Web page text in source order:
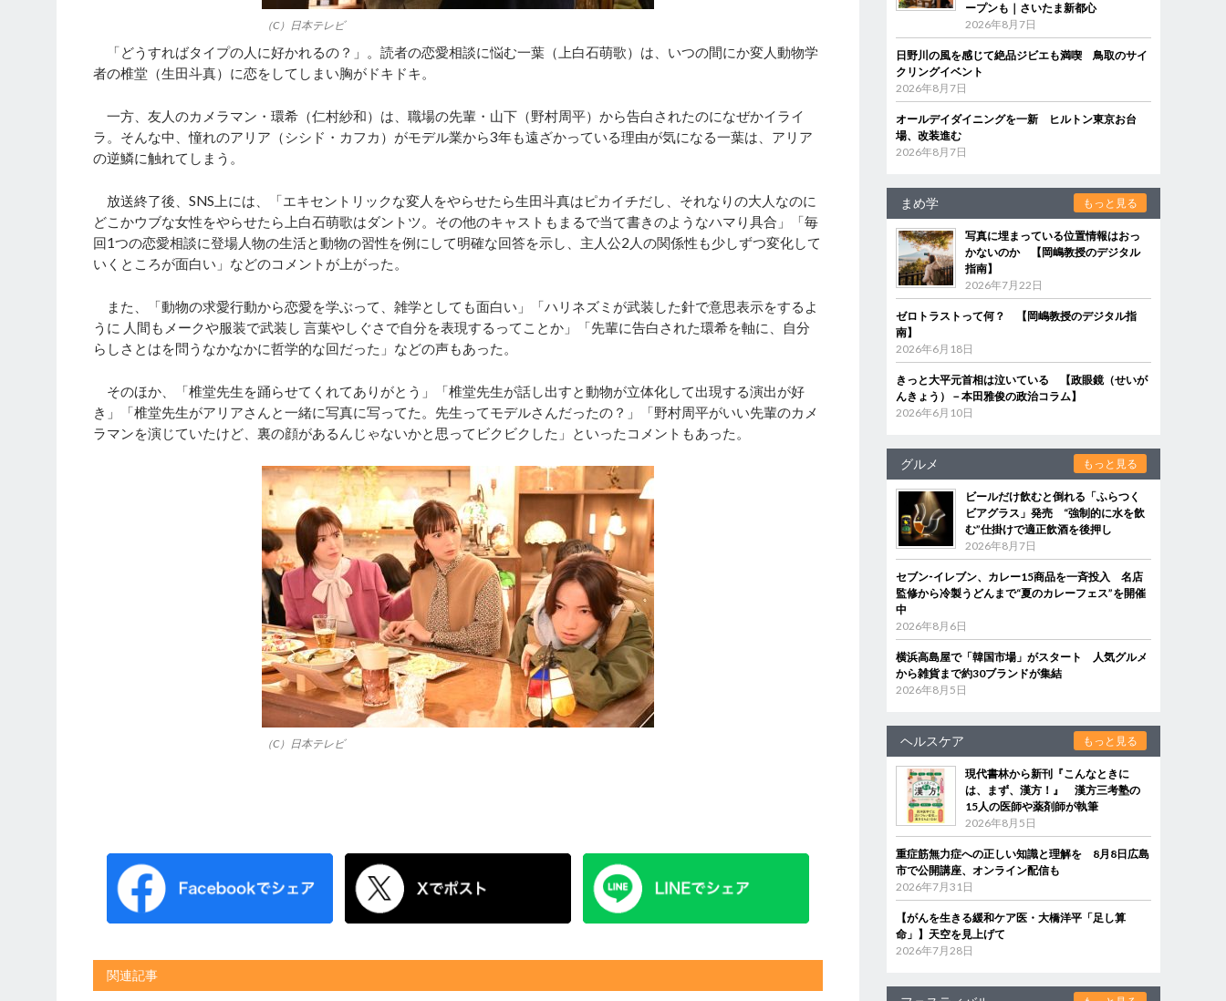
（C）日本テレビ
「どうすればタイプの人に好かれるの？」。読者の恋愛相談に悩む一葉（上白石萌歌）は、いつの間にか変人動物学
者の椎堂（生田斗真）に恋をしてしまい胸がドキドキ。
一方、友人のカメラマン・環希（仁村紗和）は、職場の先輩・山下（野村周平）から告白されたのになぜかイライ
ラ。そんな中、憧れのアリア（シシド・カフカ）がモデル業から3年も遠ざかっている理由が気になる一葉は、アリア
の逆鱗に触れてしまう。
放送終了後、SNS上には、「エキセントリックな変人をやらせたら生田斗真はピカイチだし、それなりの大人なのに
どこかウブな女性をやらせたら上白石萌歌はダントツ。その他のキャストもまるで当て書きのようなハマり具合」「毎
回1つの恋愛相談に登場人物の生活と動物の習性を例にして明確な回答を示し、主人公2人の関係性も少しずつ変化して
いくところが面白い」などのコメントが上がった。
また、「動物の求愛行動から恋愛を学ぶって、雑学としても面白い」「ハリネズミが武装した針で意思表示をするよ
うに 人間もメークや服装で武装し 言葉やしぐさで自分を表現するってことか」「先輩に告白された環希を軸に、自分
らしさとはを問うなかなかに哲学的な回だった」などの声もあった。
そのほか、「椎堂先生を踊らせてくれてありがとう」「椎堂先生が話し出すと動物が立体化して出現する演出が好
き」「椎堂先生がアリアさんと一緒に写真に写ってた。先生ってモデルさんだったの？」「野村周平がいい先輩のカメ
ラマンを演じていたけど、裏の顔があるんじゃないかと思ってビクビクした」といったコメントもあった。
（C）日本テレビ
関連記事
ープンも｜さいたま新都心
2026年8月7日
日野川の風を感じて絶品ジビエも満喫 鳥取のサイ
クリングイベント
2026年8月7日
オールデイダイニングを一新 ヒルトン東京お台
場、改装進む
2026年8月7日
まめ学 もっと見る
写真に埋まっている位置情報はおっ
かないのか 【岡嶋教授のデジタル
指南】
2026年7月22日
ゼロトラストって何？ 【岡嶋教授のデジタル指
南】
2026年6月18日
きっと大平元首相は泣いている 【政眼鏡（せいが
んきょう）－本田雅俊の政治コラム】
2026年6月10日
グルメ もっと見る
ビールだけ飲むと倒れる「ふらつく
ビアグラス」発売 “強制的に水を飲
む”仕掛けで適正飲酒を後押し
2026年8月7日
セブン‐イレブン、カレー15商品を一斉投入 名店
監修から冷製うどんまで“夏のカレーフェス”を開催
中
2026年8月6日
横浜高島屋で「韓国市場」がスタート 人気グルメ
から雑貨まで約30ブランドが集結
2026年8月5日
ヘルスケア もっと見る
現代書林から新刊『こんなときに
は、まず、漢方！』 漢方三考塾の
15人の医師や薬剤師が執筆
2026年8月5日
重症筋無力症への正しい知識と理解を 8月8日広島
市で公開講座、オンライン配信も
2026年7月31日
【がんを生きる緩和ケア医・大橋洋平「足し算
命」】天空を見上げて
2026年7月28日